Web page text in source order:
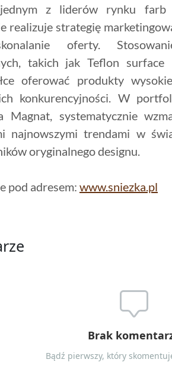
jednym z liderów rynku
realizuje strategię
oferty.
takich jak Teflon
oferować produkty
konkurencyjności. W
Magnat, systematycznie
najnowszymi trendami w
oryginalnego designu.
pod adresem: www.sniezka.pl
Brak
Bądź pierwszy, który